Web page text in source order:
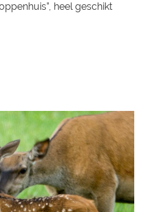
heel geschikt